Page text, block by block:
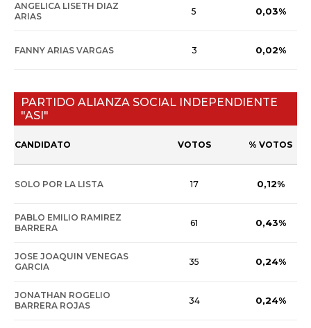
ANGELICA LISETH DIAZ
ARIAS
5 0,03%
FANNY ARIAS VARGAS 3 0,02%
PARTIDO ALIANZA SOCIAL INDEPENDIENTE
"ASI"
CANDIDATO VOTOS % VOTOS
SOLO POR LA LISTA 17 0,12%
PABLO EMILIO RAMIREZ
BARRERA
61 0,43%
JOSE JOAQUIN VENEGAS
GARCIA
35 0,24%
JONATHAN ROGELIO
BARRERA ROJAS
34 0,24%